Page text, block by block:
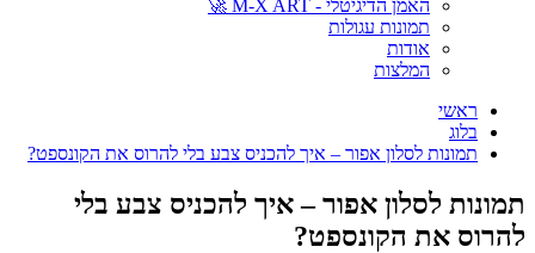
האמן הדיגיטלי - M-X ART 🚀
תמונות עגולות
אודות
המלצות
ראשי
בלוג
תמונות לסלון אפור – איך להכניס צבע בלי להרוס את הקונספט?
תמונות לסלון אפור – איך להכניס צבע בלי
להרוס את הקונספט?